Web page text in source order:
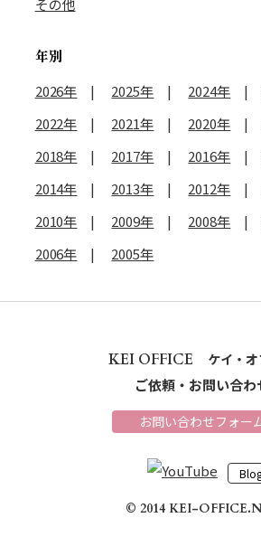
その他
年別
2026年
2025年 2024年
2022年
2021年 2020年
2018年
2017年 2016年
2014年
2013年 2012年
2010年
2009年 2008年
2006年
2005年
KEI OFFICE ケイ・
ご依頼・お問い合わ
お問い合わせフォー
© 2014 KEI-